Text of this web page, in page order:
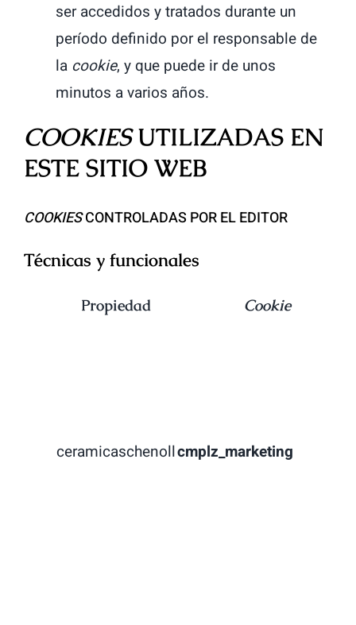
ser accedidos y tratados durante un
período definido por el responsable de
la cookie, y que puede ir de unos
minutos a varios años.
COOKIESUTILIZADAS EN
ESTE SITIO WEB
COOKIESCONTROLADAS POR EL EDITOR
Técnicas y funcionales
Propiedad Cookie
ceramicaschenollcmplz_marketing